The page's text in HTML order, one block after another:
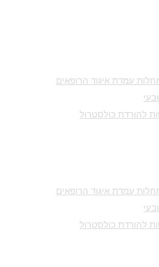
עמדת איגוד הרופאים
להורדת כולסטרול
עמדת איגוד הרופאים
להורדת כולסטרול